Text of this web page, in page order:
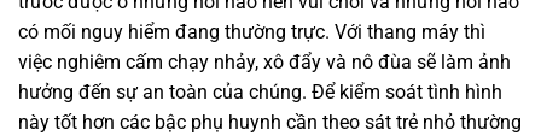
có mối nguy hiểm đang thường trực. Với thang máy thì
việc nghiêm cấm chạy nhảy, xô đẩy và nô đùa sẽ làm ảnh
hưởng đến sự an toàn của chúng. Để kiểm soát tình hình
này tốt hơn các bậc phụ huynh cần theo sát trẻ nhỏ thường